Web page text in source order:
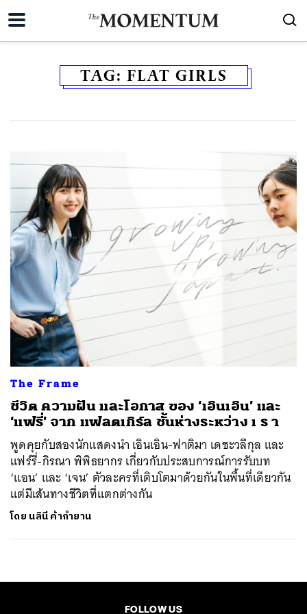
TAG: FLAT GIRLS
The Frame
ชีวิต ความฝัน และโอกาส ของ ‘เอินเอิน’ และ
‘แฟรี่’ จาก แฟลตเกิร์ล ชั้นห่างระหว่าง เ ร า
พูดคุยกับสองนักแสดงนำ เอินเอิน-ฟาติมา เดชะวลีกุล และ
แฟร์รี่-กิรณา พิพิธยากร เกี่ยวกับประสบการณ์การรับบท
‘แอน’ และ ‘เจน’ ตัวละครที่เติบโตมาด้วยกันในพื้นที่เดียวกัน
แต่มีเส้นทางชีวิตที่แตกต่างกัน
โดย นลินี ค้ากำยาน
FOLLOW US
ค้นหา
SHARE TWEET LINE